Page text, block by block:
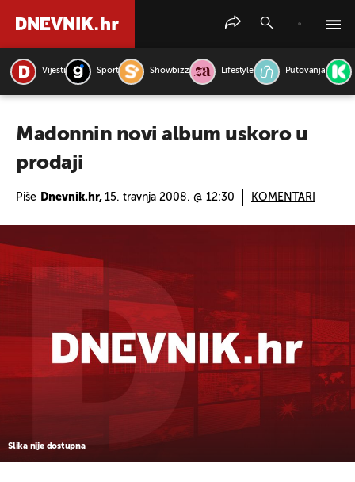
Vijesti Sport Showbizz Lifestyle Putovanja
Madonnin novi album uskoro u
prodaji
Piše Dnevnik.hr, 15. travnja 2008. @ 12:30 KOMENTARI
Slika nije dostupna
PRETRAŽITE VIJESTI